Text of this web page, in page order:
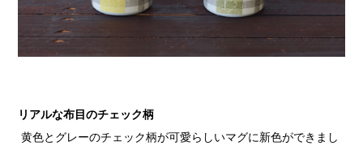
リアルな布目のチェック柄
黄色とグレーのチェック柄が可愛らしいマグに新色ができまし